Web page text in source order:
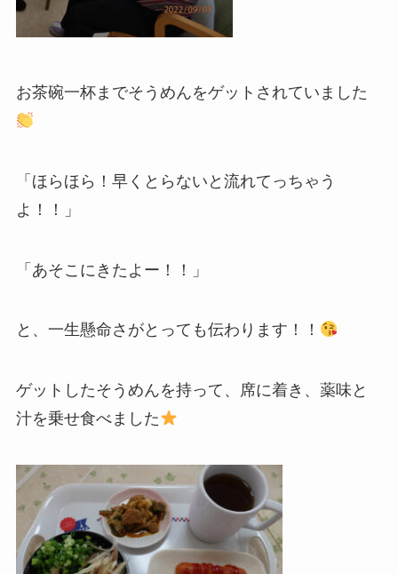
お茶碗一杯までそうめんをゲットされていました
「ほらほら！早くとらないと流れてっちゃう
よ！！」
「あそこにきたよー！！」
と、一生懸命さがとっても伝わります！！
ゲットしたそうめんを持って、席に着き、薬味と
汁を乗せ食べました